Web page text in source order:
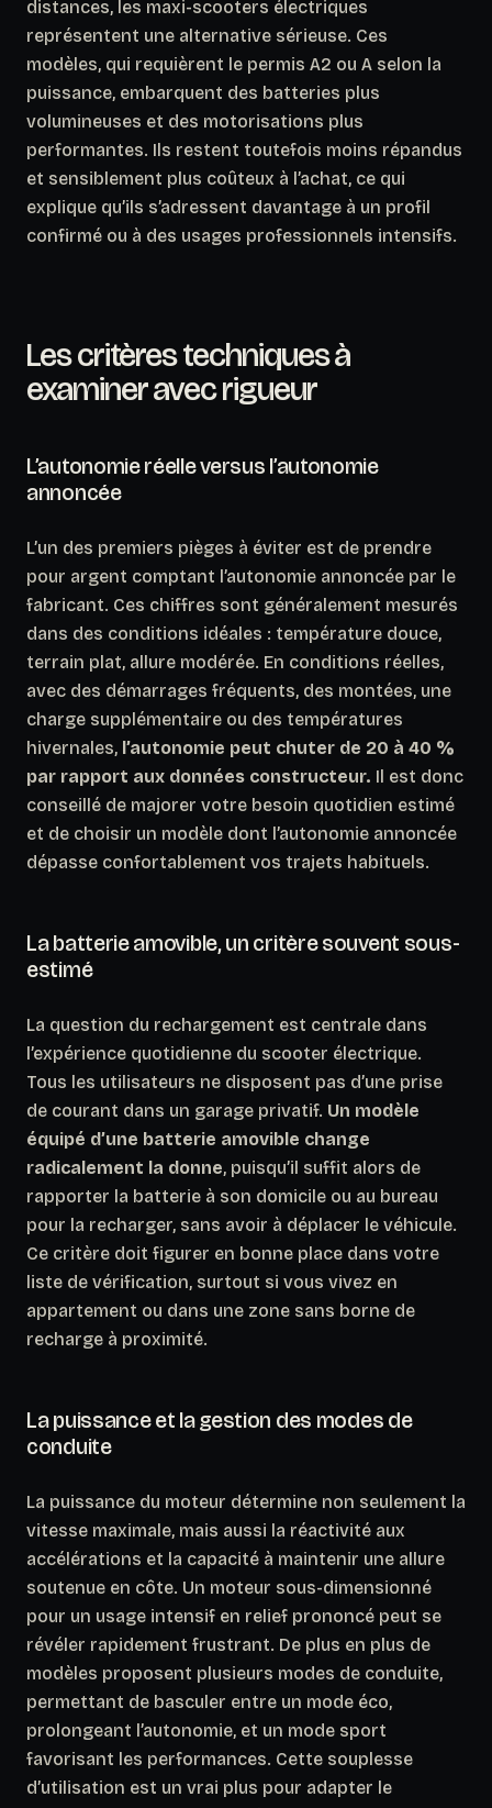
distances, les maxi-scooters électriques
représentent une alternative sérieuse. Ces
modèles, qui requièrent le permis A2 ou A selon la
puissance, embarquent des batteries plus
volumineuses et des motorisations plus
performantes. Ils restent toutefois moins répandus
et sensiblement plus coûteux à l’achat, ce qui
explique qu’ils s’adressent davantage à un profil
confirmé ou à des usages professionnels intensifs.
Les critères techniques à
examiner avec rigueur
L’autonomie réelle versus l’autonomie
annoncée
L’un des premiers pièges à éviter est de prendre
pour argent comptant l’autonomie annoncée par le
fabricant. Ces chiffres sont généralement mesurés
dans des conditions idéales : température douce,
terrain plat, allure modérée. En conditions réelles,
avec des démarrages fréquents, des montées, une
charge supplémentaire ou des températures
hivernales, l’autonomie peut chuter de 20 à 40 %
par rapport aux données constructeur. Il est donc
conseillé de majorer votre besoin quotidien estimé
et de choisir un modèle dont l’autonomie annoncée
dépasse confortablement vos trajets habituels.
La batterie amovible, un critère souvent sous-
estimé
La question du rechargement est centrale dans
l’expérience quotidienne du scooter électrique.
Tous les utilisateurs ne disposent pas d’une prise
de courant dans un garage privatif. Un modèle
équipé d’une batterie amovible change
radicalement la donne, puisqu’il suffit alors de
rapporter la batterie à son domicile ou au bureau
pour la recharger, sans avoir à déplacer le véhicule.
Ce critère doit figurer en bonne place dans votre
liste de vérification, surtout si vous vivez en
appartement ou dans une zone sans borne de
recharge à proximité.
La puissance et la gestion des modes de
conduite
La puissance du moteur détermine non seulement la
vitesse maximale, mais aussi la réactivité aux
accélérations et la capacité à maintenir une allure
soutenue en côte. Un moteur sous-dimensionné
pour un usage intensif en relief prononcé peut se
révéler rapidement frustrant. De plus en plus de
modèles proposent plusieurs modes de conduite,
permettant de basculer entre un mode éco,
prolongeant l’autonomie, et un mode sport
favorisant les performances. Cette souplesse
d’utilisation est un vrai plus pour adapter le